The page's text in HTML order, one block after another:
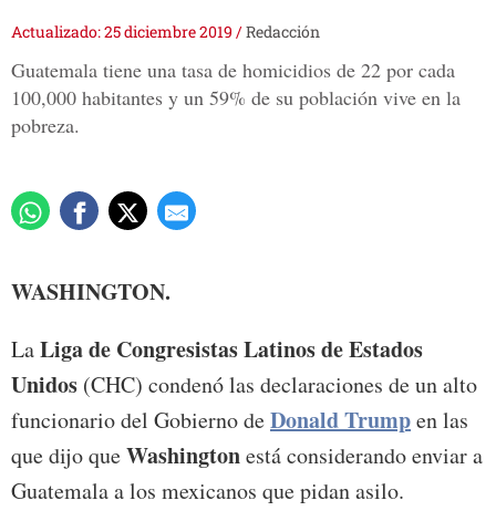
Actualizado: 25 diciembre 2019 /Redacción
Guatemala tiene una tasa de homicidios de 22 por cada
100,000 habitantes y un 59% de su población vive en la
pobreza.
WASHINGTON.
LaLiga de Congresistas Latinos de Estados
Unidos (CHC) condenó las declaraciones de un alto
funcionario del Gobierno deDonald Trumpen las
que dijo queWashingtonestá considerando enviar a
Guatemala a los mexicanos que pidan asilo.